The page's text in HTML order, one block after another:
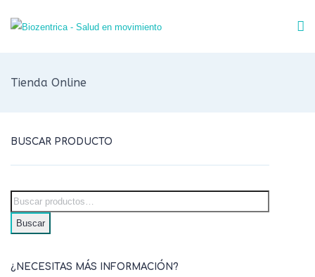
Tienda Online
BUSCAR PRODUCTO
Buscar
¿NECESITAS MÁS INFORMACIÓN?